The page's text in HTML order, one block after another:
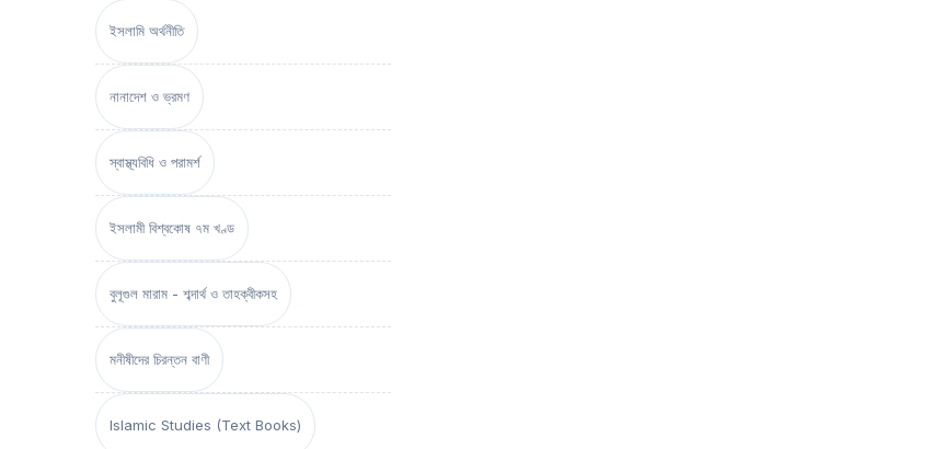
ইসলামি অর্থনীতি
নানাদেশ ও ভ্রমণ
স্বাস্থ্যবিধি ও পরামর্শ
ইসলামী বিশ্বকোষ ৭ম খণ্ড
বুলূগুল মারাম - শব্দার্থ ও তাহক্বীকসহ
মনীষীদের চিরন্তন বাণী
Islamic Studies (Text Books)